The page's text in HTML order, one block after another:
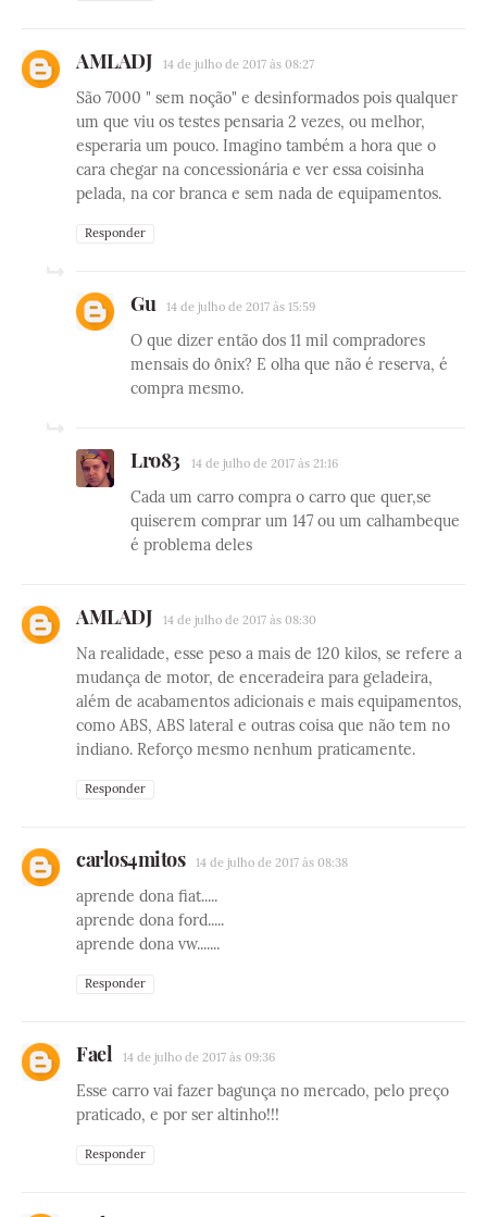
AMLADJ 14 de julho de 2017 às 08:27
São 7000 " sem noção" e desinformados pois qualquer
um que viu os testes pensaria 2 vezes, ou melhor,
esperaria um pouco. Imagino também a hora que o
cara chegar na concessionária e ver essa coisinha
pelada, na cor branca e sem nada de equipamentos.
Responder
Gu 14 de julho de 2017 às 15:59
O que dizer então dos 11 mil compradores
mensais do ônix? E olha que não é reserva, é
compra mesmo.
Lro83 14 de julho de 2017 às 21:16
Cada um carro compra o carro que quer,se
quiserem comprar um 147 ou um calhambeque
é problema deles
AMLADJ 14 de julho de 2017 às 08:30
Na realidade, esse peso a mais de 120 kilos, se refere a
mudança de motor, de enceradeira para geladeira,
além de acabamentos adicionais e mais equipamentos,
como ABS, ABS lateral e outras coisa que não tem no
indiano. Reforço mesmo nenhum praticamente.
Responder
carlos4mitos 14 de julho de 2017 às 08:38
aprende dona fiat.....
aprende dona ford.....
aprende dona vw.......
Responder
Fael 14 de julho de 2017 às 09:36
Esse carro vai fazer bagunça no mercado, pelo preço
praticado, e por ser altinho!!!
Responder